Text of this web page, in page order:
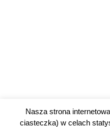
Nasza strona
ciasteczka) w celach